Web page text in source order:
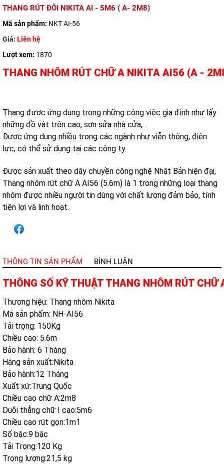
THANG RÚT ĐÔI NIKITA AI - 5M6 ( A- 2M8)
Mã sản phẩm: NKT AI-56
Giá: Liên hệ
Lượt xem: 1870
THANG NHÔM RÚT CHỮ A NIKITA AI56 (A -
Thang được ứng dụng trong những công việc gia đình như lấy
những đồ vật trên cao, sơn sửa nhà cửa,…
Được ứng dụng nhiều trong các ngành như viễn thông, điện
lực, có thể sử dụng tại các công ty.
Được sản xuất theo dây chuyền công nghệ Nhật Bản hiện đại,
Thang nhôm rút chữ A AI56 (5.6m) là 1 trong những loại thang
nhôm được nhiều người tin dùng với chất lượng đảm bảo, tính
tiện lợi và linh hoạt.
THÔNG TIN SẢN PHẨM BÌNH LUẬN
THÔNG SỐ KỸ THUẬT THANG NHÔM RÚT
Thương hiệu: Thang nhôm Nikita
Mã sản phẩm: NH-AI56
Tải trọng: 150Kg
Chiều cao: 5.6m
Bảo hành: 6 Tháng
Hãng sản xuất:Nikita
Bảo hành:12 Tháng
Xuất xứ:Trung Quốc
Chiều cao chữ A:2m8
Duỗi thẳng chữ I cao:5m6
Chiều cao rút gọn:1m1
Số bậc:9 bậc
Tải Trọng:120 Kg
Trọng lượng:21,5 kg